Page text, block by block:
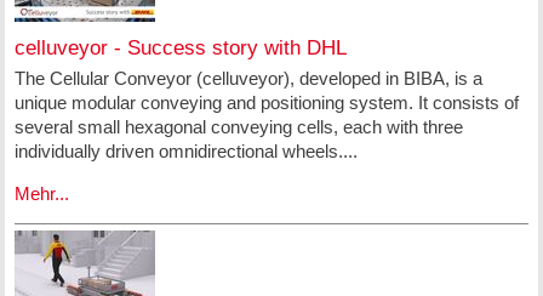
celluveyor - Success story with DHL
The Cellular Conveyor (celluveyor), developed in BIBA, is a
unique modular conveying and positioning system. It consists of
several small hexagonal conveying cells, each with three
individually driven omnidirectional wheels....
Mehr...